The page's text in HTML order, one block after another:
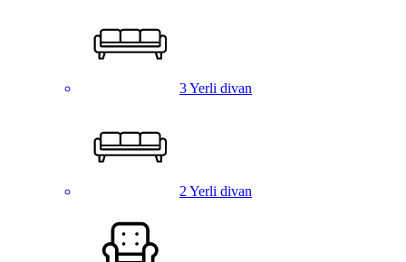
3 Yerli divan
2 Yerli divan